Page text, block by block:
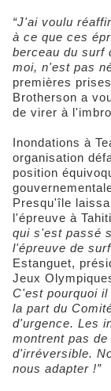
“J'ai voulu
à ce que ces
berceau du surf
moi, n'est pas
premières
Brotherson a
de virer à
Inondations à
organisation
position
Presqu'île
l'épreuve à
qui s'est passé
l'épreuve de
Estanguet,
Jeux
C'est pourquoi
la part du
d'urgence. Les
montrent pas
d'irréversible.
nous adapter !”